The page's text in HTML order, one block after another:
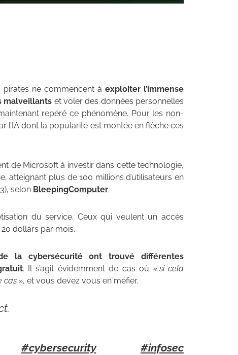
pirates ne commencent à exploiter l’immense
malveillants et voler des données personnelles
repéré ce phénomène. Pour les non-
l’IA dont la popularité est montée en flèche ces
de Microsoft à investir dans cette technologie,
atteignant plus de 100 millions d’utilisateurs en
selon BleepingComputer.
du service. Ceux qui veulent un accès
dollars par mois.
la cybersécurité ont trouvé différentes
. Il s’agit évidemment de cas où «si cela
cas », et vous devez vous en méfier.
#cybersecurity
#infosec